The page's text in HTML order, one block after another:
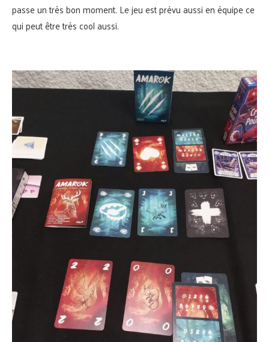
passe un très bon moment. Le jeu est prévu aussi en équipe ce
qui peut être très cool aussi.